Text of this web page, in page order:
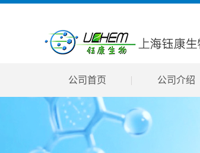
公司首页 公司介绍